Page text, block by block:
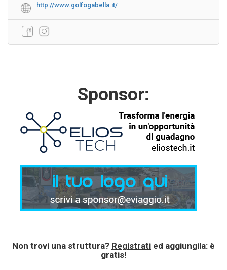
http://www.golfogabella.it/
Sponsor:
Non trovi una struttura? Registrati ed aggiungila: è
gratis!